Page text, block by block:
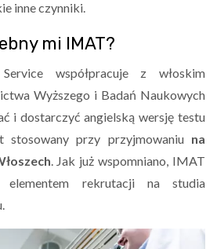
inne czynniki.
mi IMAT?
współpracuje z włoskim
Wyższego i Badań Naukowych
i dostarczyć angielską wersję testu
stosowany przy przyjmowaniu na
. Jak już wspomniano, IMAT
elementem rekrutacji na studia